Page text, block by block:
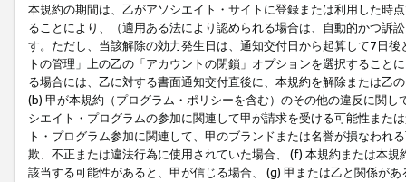
本規約の期間は、乙がアソシエイト・サイトに登録または利用した時
ることにより、（適用ある法により認められる場合は、自動的かつ訴
す。ただし、当該解除の効力発生日は、通知交付日から起算して7日
トの管理」上の乙の「アカウントの閉鎖」オプションを選択するこ
る場合には、乙に対する書面通知交付直後に、本規約を解除または乙
(b) 甲が本規約（プログラム・ポリシーを含む）のその他の違反に関
シエイト・プログラムの参加に関連して甲が請求を受ける可能性また
ト・プログラム参加に関連して、甲のブランドまたは名誉が損なわれ
欺、不正または違法行為に使用されていた場合、 (f) 本規約または本
該当する可能性があると、甲が信じる場合、 (g) 甲または乙と関係が